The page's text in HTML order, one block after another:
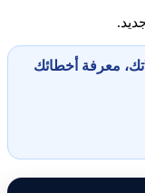
معرفة أخطائك